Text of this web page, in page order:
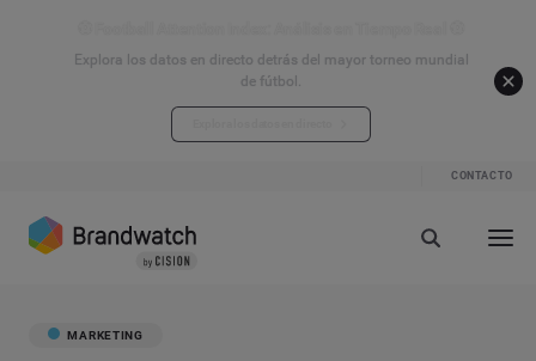
Explora los datos en directo detrás del mayor torneo mundial
de fútbol.
CONTACTO
MARKETING